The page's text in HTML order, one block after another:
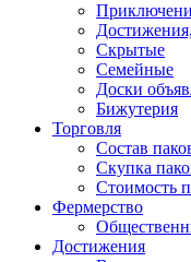
Скрытые
Семейные
Доски
Бижутерия
Торговля
Состав
Скупка
Стоимость
Фермерство
Достижения